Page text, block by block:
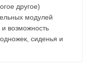
другое)
модулей
возможность
сиденья и